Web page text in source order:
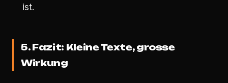
ist.
5. Fazit: Kleine Texte, grosse
Wirkung